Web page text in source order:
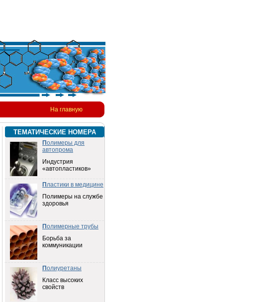
На главную
ТЕМАТИЧЕСКИЕ НОМЕРА
Полимеры для
автопрома
Индустрия
«автопластиков»
Пластики в медицине
Полимеры на службе
здоровья
Полимерные трубы
Борьба за
коммуникации
Полиуретаны
Класс высоких
свойств